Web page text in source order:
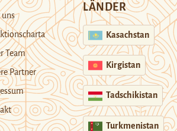
uns
Team
Partner
LÄNDER
Kasachstan
Kirgistan
Tadschikistan
Turkmenistan